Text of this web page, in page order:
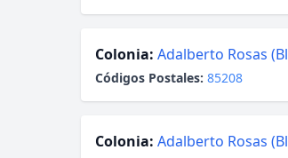
Colonia: Adalberto Rosas
Códigos Postales: 85208
Colonia: Adalberto Rosas